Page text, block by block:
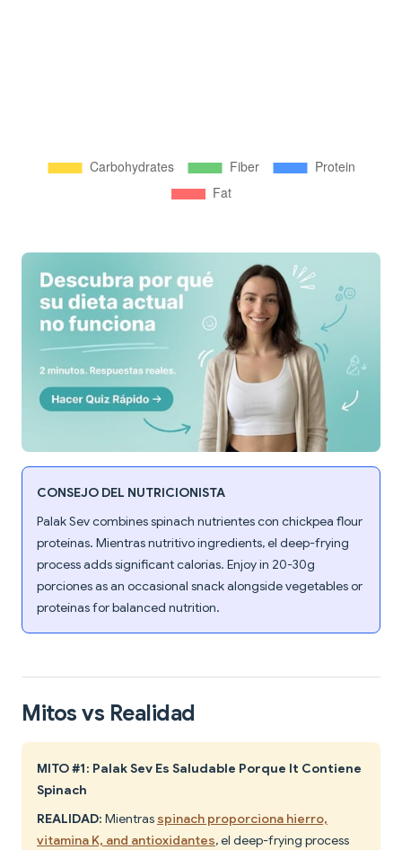
CONSEJO DEL NUTRICIONISTA
Palak Sev combines spinach nutrientes con chickpea flour
proteínas. Mientras nutritivo ingredients, el deep-frying
process adds significant calorías. Enjoy in 20-30g
porciones as an occasional snack alongside vegetables or
proteínas for balanced nutrition.
Mitos vs Realidad
MITO #1: Palak Sev Es Saludable Porque It Contiene
Spinach
REALIDAD: Mientras spinach proporciona hierro,
vitamina K, and antioxidantes, el deep-frying process